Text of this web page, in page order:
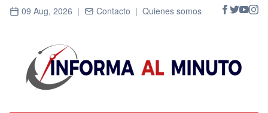
09 Aug, 2026 | Contacto | Quienes somos